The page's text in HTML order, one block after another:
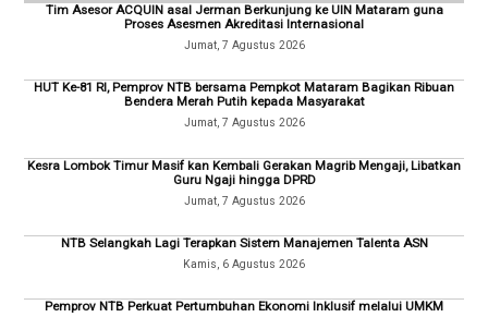
Tim Asesor ACQUIN asal Jerman Berkunjung ke UIN Mataram guna
Proses Asesmen Akreditasi Internasional
Jumat, 7 Agustus 2026
HUT Ke-81 RI, Pemprov NTB bersama Pempkot Mataram Bagikan Ribuan
Bendera Merah Putih kepada Masyarakat
Jumat, 7 Agustus 2026
Kesra Lombok Timur Masif kan Kembali Gerakan Magrib Mengaji, Libatkan
Guru Ngaji hingga DPRD
Jumat, 7 Agustus 2026
NTB Selangkah Lagi Terapkan Sistem Manajemen Talenta ASN
Kamis, 6 Agustus 2026
Pemprov NTB Perkuat Pertumbuhan Ekonomi Inklusif melalui UMKM